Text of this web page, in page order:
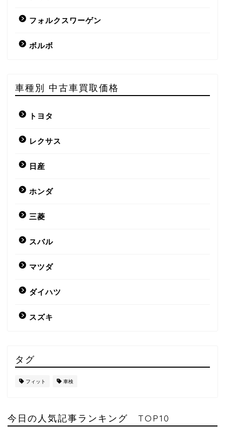
フォルクスワーゲン
ボルボ
車種別 中古車買取価格
トヨタ
レクサス
日産
ホンダ
三菱
スバル
マツダ
ダイハツ
スズキ
タグ
フィット 車検
今日の人気記事ランキング TOP10